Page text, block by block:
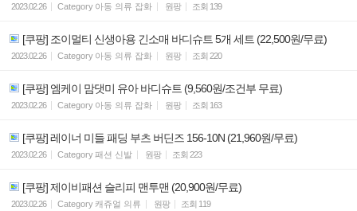
2023.02.26 Category 아동 의류 잡화 원팡 조회 139
[쿠팡] 조이멀티 신생아용 긴소매 바디슈트 5개 세트 (22,500원/무료)
2023.02.26 Category 아동 의류 잡화 원팡 조회 220
[쿠팡] 엠케이 맘댓미 유아 바디슈트 (9,560원/조건부 무료)
2023.02.26 Category 아동 의류 잡화 원팡 조회 163
[쿠팡] 레이너 미들 패딩 부츠 버딘즈 156-10N (21,960원/무료)
2023.02.26 Category패션 신발 원팡 조회 223
[쿠팡] 제이비패션 슬리피 맨투맨 (20,900원/무료)
2023.02.26 Category 캐쥬얼 의류 원팡 조회 119